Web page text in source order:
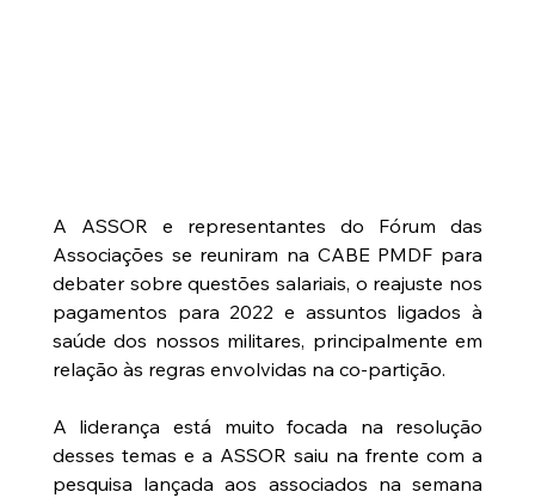
A ASSOR e representantes do Fórum das
Associações se reuniram na CABE PMDF para
debater sobre questões salariais, o reajuste nos
pagamentos para 2022 e assuntos ligados à
saúde dos nossos militares, principalmente em
relação às regras envolvidas na co-partição.
A liderança está muito focada na resolução
desses temas e a ASSOR saiu na frente com a
pesquisa lançada aos associados na semana